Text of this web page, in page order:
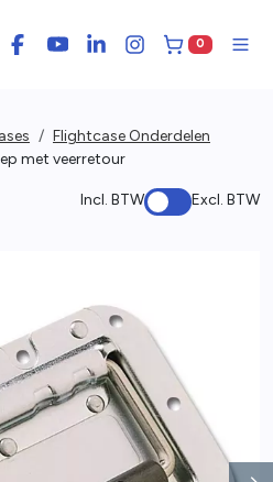
Facebook
YouTubeLinkedInInstagram
0
Flightcase Onderdelen
met veerretour
Incl. BTW Excl. BTW